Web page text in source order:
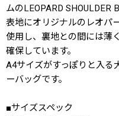
ムのLEOPARD SHOULDER
表地にオリジナルのレオパ
使用し、裏地との間には薄
確保しています。
A4サイズがすっぽりと入る
ーバッグです。
■サイズスペック